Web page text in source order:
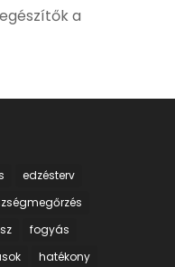
a
edzésterv
fogyás
hatékony